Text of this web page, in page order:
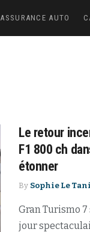
ASSURANCE AUTO
Le retour
F1 800 ch
étonner
By Sophie Le
Gran Turismo 7
jour